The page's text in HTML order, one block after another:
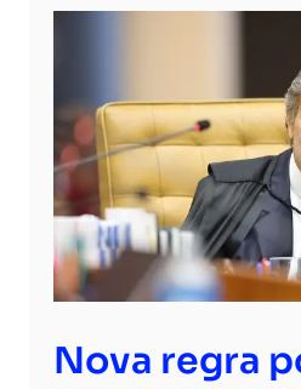
Nova regra